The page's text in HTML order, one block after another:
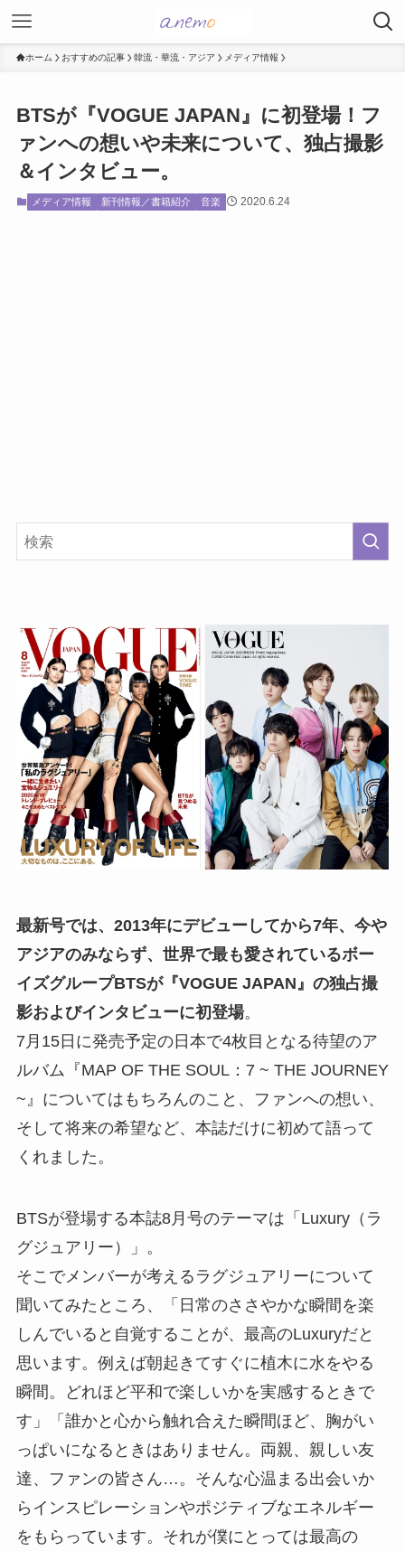
ホーム おすすめの記事 韓流・華流・アジア メディア情報
BTSが『VOGUE JAPAN』に初登場！フ
ァンへの想いや未来について、独占撮影
＆インタビュー。
メディア情報 新刊情報／書籍紹介 音楽 2020.6.24
最新号では、2013年にデビューしてから7年、今や
アジアのみならず、世界で最も愛されているボー
イズグループBTSが『VOGUE JAPAN』の独占撮
影およびインタビューに初登場。
7月15日に発売予定の日本で4枚目となる待望のア
ルバム『MAP OF THE SOUL：7 ~ THE JOURNEY
~』についてはもちろんのこと、ファンへの想い、
そして将来の希望など、本誌だけに初めて語って
くれました。
BTSが登場する本誌8月号のテーマは「Luxury（ラ
グジュアリー）」。
そこでメンバーが考えるラグジュアリーについて
聞いてみたところ、「日常のささやかな瞬間を楽
しんでいると自覚することが、最高のLuxuryだと
思います。例えば朝起きてすぐに植木に水をやる
瞬間。どれほど平和で楽しいかを実感するときで
す」「誰かと心から触れ合えた瞬間ほど、胸がい
っぱいになるときはありません。両親、親しい友
達、ファンの皆さん…。そんな心温まる出会いか
らインスピレーションやポジティブなエネルギー
をもらっています。それが僕にとっては最高の